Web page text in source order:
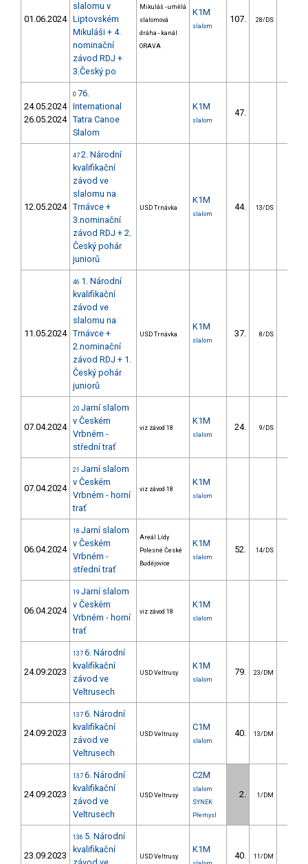
01.06.2024
slalomu v
Liptovském
Mikuláši + 4.
nominační
závod RDJ +
3.Český po
Mikuláš - umělá
slalomová
dráha - kanál
ORAVA
K1M
slalom
107. 28/DS
24.05.2024
26.05.2024
0 76.
International
Tatra Canoe
Slalom
K1M
slalom
47.
12.05.2024
47 2. Národní
kvalifikační
závod ve
slalomu na
Trnávce +
3.nominační
závod RDJ + 2.
Český pohár
juniorů
USD Trnávka
K1M
slalom
44. 13/DS
11.05.2024
46 1. Národní
kvalifikační
závod ve
slalomu na
Trnávce +
2.nominační
závod RDJ + 1.
Český pohár
juniorů
USD Trnávka
K1M
slalom
37. 8/DS
07.04.2024
20 Jarní slalom
v Českém
Vrbném -
střední trať
viz závod 18
K1M
slalom
24. 9/DS
07.04.2024
21 Jarní slalom
v Českém
Vrbném - horní
trať
viz závod 18
K1M
slalom
06.04.2024
18 Jarní slalom
v Českém
Vrbném -
střední trať
Areál Lídy
Polesné České
Budějovice
K1M
slalom
52. 14/DS
06.04.2024
19 Jarní slalom
v Českém
Vrbném - horní
trať
viz závod 18
K1M
slalom
24.09.2023
137 6. Národní
kvalifikační
závod ve
Veltrusech
USD Veltrusy
K1M
slalom
79. 23/DM
24.09.2023
137 6. Národní
kvalifikační
závod ve
Veltrusech
USD Veltrusy
C1M
slalom
40. 13/DM
24.09.2023
137 6. Národní
kvalifikační
závod ve
Veltrusech
USD Veltrusy
C2M
slalom
SYNEK
Přemysl
2. 1/DM
23.09.2023
136 5. Národní
kvalifikační
USD Veltrusy
K1M
40. 11/DM